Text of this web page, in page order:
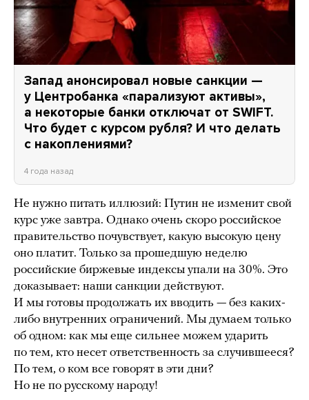
Запад анонсировал новые санкции —
у Центробанка «парализуют активы»,
а некоторые банки отключат от SWIFT.
Что будет с курсом рубля? И что делать
с накоплениями?
4 года назад
Не нужно питать иллюзий: Путин не изменит свой
курс уже завтра. Однако очень скоро российское
правительство почувствует, какую высокую цену
оно платит. Только за прошедшую неделю
российские биржевые индексы упали на 30%. Это
доказывает: наши санкции действуют.
И мы готовы продолжать их вводить — без каких-
либо внутренних ограничений. Мы думаем только
об одном: как мы еще сильнее можем ударить
по тем, кто несет ответственность за случившееся?
По тем, о ком все говорят в эти дни?
Но не по русскому народу!